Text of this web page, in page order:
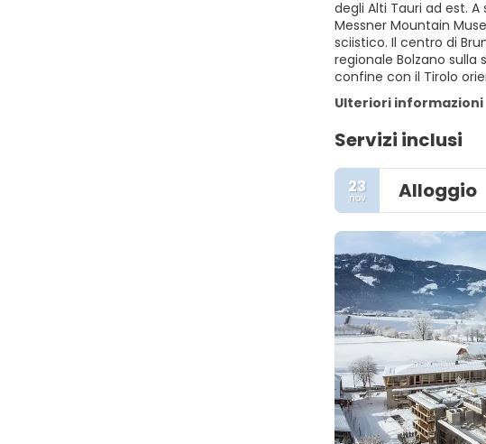
degli Alti Tauri ad est.
Messner Mountain
sciistico. Il centro di
regionale Bolzano
confine con il Tirolo
Ulteriori informazioni
Servizi inclusi
23
nov Alloggio